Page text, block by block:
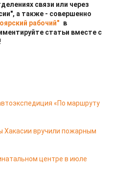
связи или через
а также - совершенно
рабочий" в
статьи вместе с
«По маршруту
Хакасии вручили пожарным
центре в июле